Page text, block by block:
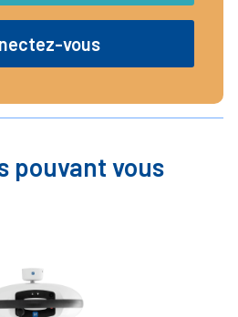
vous
pouvant vous